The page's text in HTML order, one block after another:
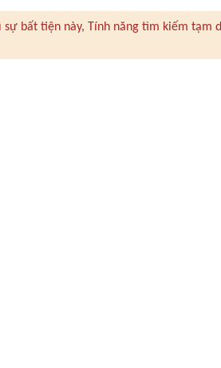
sự bất tiện này, Tính năng tìm kiếm